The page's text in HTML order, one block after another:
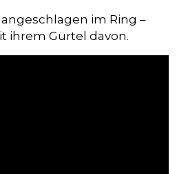
im Ring –
ihrem Gürtel davon.